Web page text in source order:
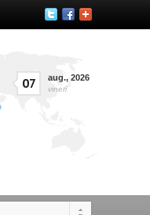
07 aug., 2026
vineri